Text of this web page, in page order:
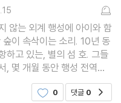
않는 외계 행성에 아이와 함
이 속삭이는 소리. 10년 동
하고 있는, 별의 섬 호. 그들
, 몇 개월 동안 행성 전역을
체도 살지 않고, 새로운 원
려
0 댓글 0